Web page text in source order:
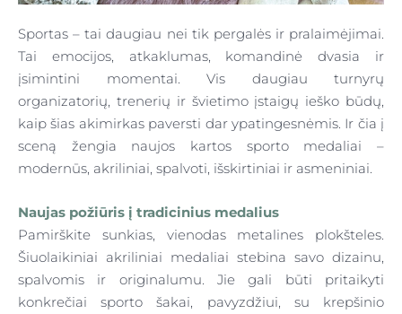
Sportas – tai daugiau nei tik pergalės ir pralaimėjimai.
Tai emocijos, atkaklumas, komandinė dvasia ir
įsimintini momentai. Vis daugiau turnyrų
organizatorių, trenerių ir švietimo įstaigų ieško būdų,
kaip šias akimirkas paversti dar ypatingesnėmis. Ir čia į
sceną žengia naujos kartos sporto medaliai –
modernūs, akriliniai, spalvoti, išskirtiniai ir asmeniniai.
Naujas požiūris į tradicinius medalius
Pamirškite sunkias, vienodas metalines plokšteles.
Šiuolaikiniai akriliniai medaliai stebina savo dizainu,
spalvomis ir originalumu. Jie gali būti pritaikyti
konkrečiaisporto šakai, pavyzdžiui, su krepšinio